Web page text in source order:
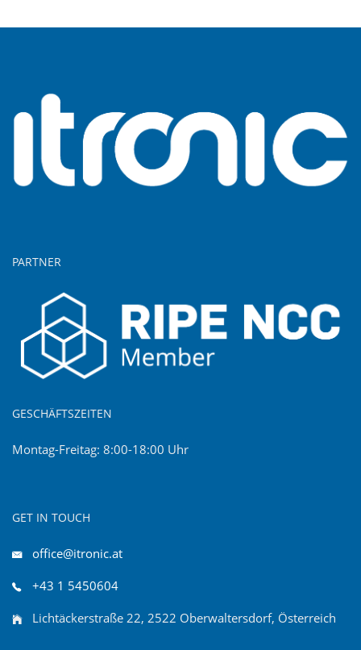
PARTNER
GESCHÄFTSZEITEN
Montag-Freitag: 8:00-18:00 Uhr
GET IN TOUCH
office@itronic.at
+43 1 5450604
Lichtäckerstraße 22, 2522 Oberwaltersdorf, Österreich